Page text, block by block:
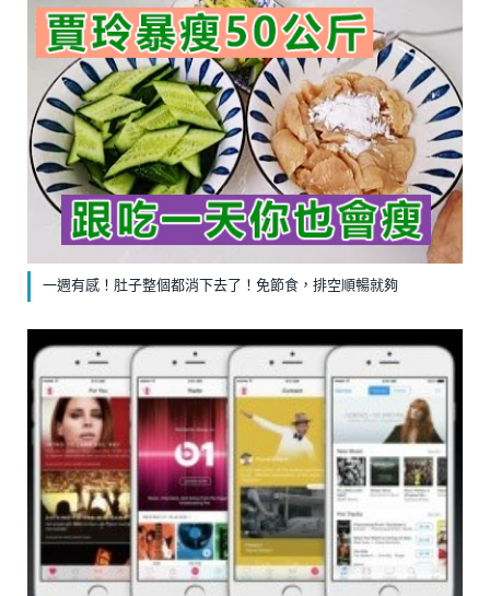
一週有感！肚子整個都消下去了！免節食，排空順暢就夠